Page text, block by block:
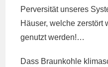
Perversität unseres
Häuser, welche zerstört
genutzt werden!…
Dass Braunkohle